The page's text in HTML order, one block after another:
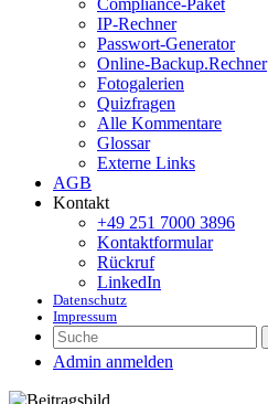
Compliance-Paket
IP-Rechner
Passwort-Generator
Online-Backup.Rechner
Fotogalerien
Quizfragen
Alle Kommentare
Glossar
Externe Links
AGB
Kontakt
+49 251 7000 3896
Kontaktformular
Rückruf
LinkedIn
Datenschutz
Impressum
Admin anmelden